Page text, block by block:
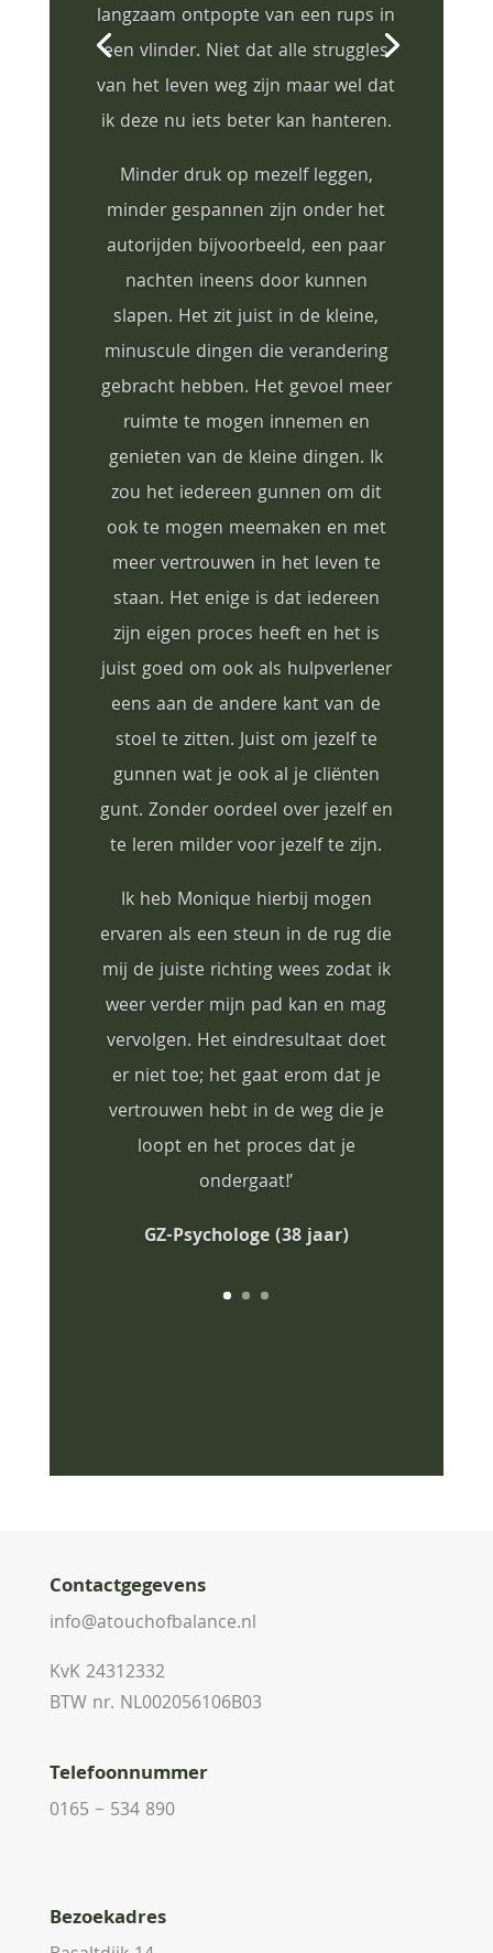
langzaam ontpopte van een rups in
een vlinder. Niet dat alle struggles
van het leven weg zijn maar wel dat
ik deze nu iets beter kan hanteren.
Minder druk op mezelf leggen,
minder gespannen zijn onder het
autorijden bijvoorbeeld, een paar
nachten ineens door kunnen
slapen. Het zit juist in de kleine,
minuscule dingen die verandering
gebracht hebben. Het gevoel meer
ruimte te mogen innemen en
genieten van de kleine dingen. Ik
zou het iedereen gunnen om dit
ook te mogen meemaken en met
meer vertrouwen in het leven te
staan. Het enige is dat iedereen
zijn eigen proces heeft en het is
juist goed om ook als hulpverlener
eens aan de andere kant van de
stoel te zitten. Juist om jezelf te
gunnen wat je ook al je cliënten
gunt. Zonder oordeel over jezelf en
te leren milder voor jezelf te zijn.
Ik heb Monique hierbij mogen
ervaren als een steun in de rug die
mij de juiste richting wees zodat ik
weer verder mijn pad kan en mag
vervolgen. Het eindresultaat doet
er niet toe; het gaat erom dat je
vertrouwen hebt in de weg die je
loopt en het proces dat je
ondergaat!’
GZ-Psychologe (38 jaar)
Contactgegevens
info@atouchofbalance.nl
KvK 24312332
BTW nr. NL002056106B03
Telefoonnummer
0165 – 534 890
Bezoekadres